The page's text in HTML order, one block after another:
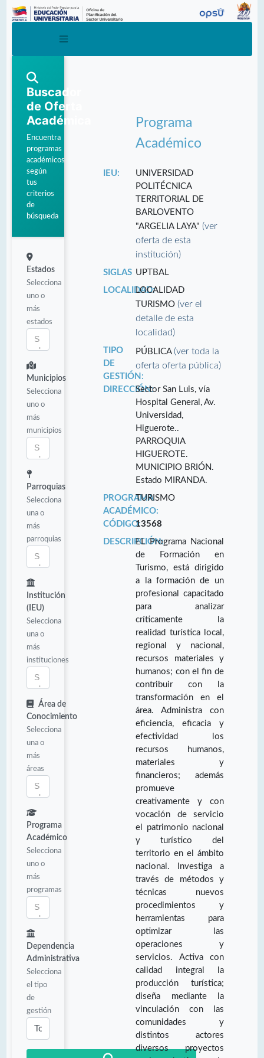
Buscador
de Oferta
Académica
Encuentra
programas
académicos
según
tus
criterios
de
búsqueda
Estados
Selecciona
uno o
más
estados
Municipios
Selecciona
uno o
más
municipios
Parroquias
Selecciona
una o
más
parroquias
Institución
(IEU)
Selecciona
una o
más
instituciones
Área de
Conocimiento
Selecciona
una o
más
áreas
Programa
Académico
Selecciona
uno o
más
programas
Dependencia
Administrativa
Selecciona
el tipo
de
gestión
Programa
Académico
IEU:
UNIVERSIDAD
POLITÉCNICA
TERRITORIAL DE
BARLOVENTO
"ARGELIA LAYA"(ver
oferta de esta
institución)
SIGLAS UPTBAL
LOCALIDAD:LOCALIDAD
TURISMO(ver el
detalle de esta
localidad)
TIPO
DE
GESTIÓN:
PÚBLICA(ver toda la
oferta oferta pública)
DIRECCIÓN:Sector San Luis, vía
Hospital General, Av.
Universidad,
Higuerote..
PARROQUIA
HIGUEROTE.
MUNICIPIO BRIÓN.
Estado MIRANDA.
PROGRAMA
ACADÉMICO:
TURISMO
CÓDIGO:13568
DESCRIPCIÓN:EL Programa Nacional
de Formación en
Turismo, está dirigido
a la formación de un
profesional capacitado
para analizar
críticamente la
realidad turística local,
regional y nacional,
recursos materiales y
humanos; con el fin de
contribuir con la
transformación en el
área. Administra con
eficiencia, eficacia y
efectividad los
recursos humanos,
materiales y
financieros; además
promueve
creativamente y con
vocación de servicio
el patrimonio nacional
y turístico del
territorio en el ámbito
nacional. Investiga a
través de métodos y
técnicas nuevos
procedimientos y
herramientas para
optimizar las
operaciones y
servicios. Activa con
calidad integral la
producción turística;
diseña mediante la
vinculación con las
comunidades y
distintos actores
diversos proyectos